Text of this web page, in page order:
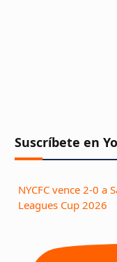
Suscríbete en
NYCFC vence 2-0 a
Leagues Cup 2026